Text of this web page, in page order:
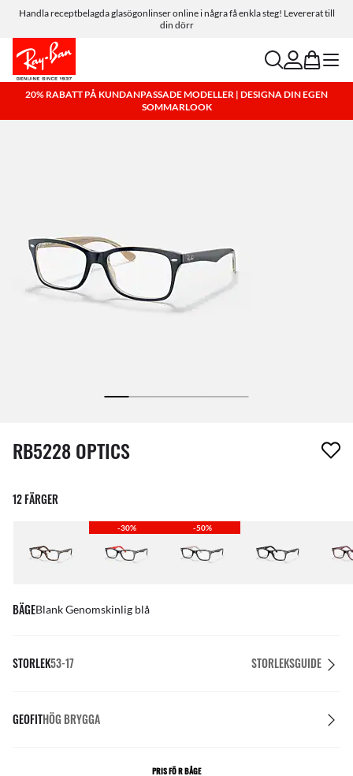
Handla receptbelagda glasögonlinser online i några få enkla steg! Levererat till
din dörr
searchaccount
bag menu
20% RABATT PÅ KUNDANPASSADE MODELLER | DESIGNA DIN EGEN
SOMMARLOOK
1 artikel har tagits bort från din önskelista
RB5228 OPTICS
12 FÄRGER
-30% -50%
BÄGEBlank Genomskinlig blå
STORLEK53-17 STORLEKSGUIDE
GEOFITHÖG BRYGGA
PRIS FÖ R BÅGE